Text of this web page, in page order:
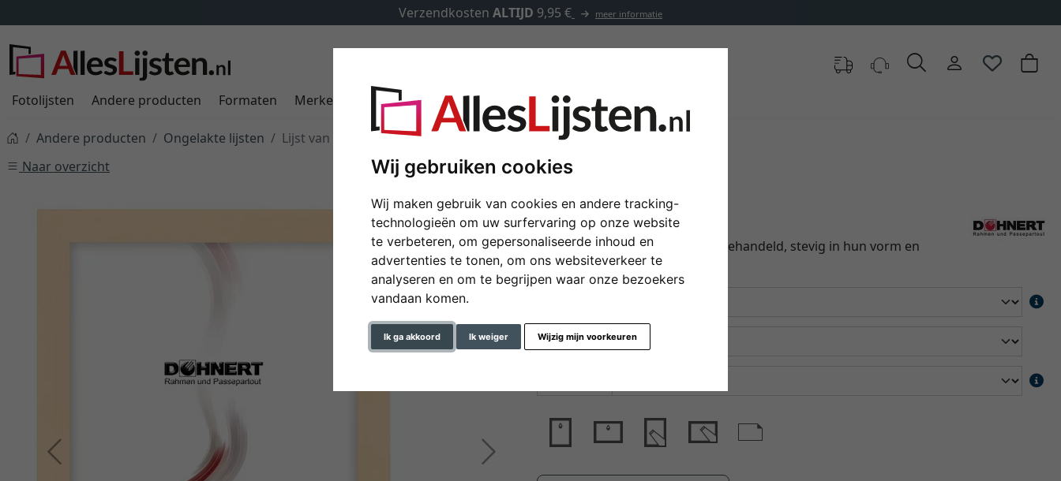
Wij gebruiken cookies
Wij maken gebruik van cookies en andere tracking-
technologieën om uw surfervaring op onze website
te verbeteren, om gepersonaliseerde inhoud en
advertenties te tonen, om ons websiteverkeer te
analyseren en om te begrijpen waar onze bezoekers
vandaan komen.
Ik ga akkoord Ik weiger Wijzig mijn voorkeuren
Verzendkosten ALTIJD 9,95 € meer informatie
Fotolijsten Andere producten Formaten Merken Lijsten op maat Passe-partouts Toebehoren
Andere producten Ongelakte lijsten
Lijst van lindehout
Naar overzicht
Terug Verder
Lijst van lindehout
De lijsten van lindehout zijn onbehandeld, stevig in hun vorm en
hebben en tijdloos profil
kleur